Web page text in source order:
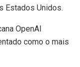
Estados Unidos.
OpenAI
como o mais